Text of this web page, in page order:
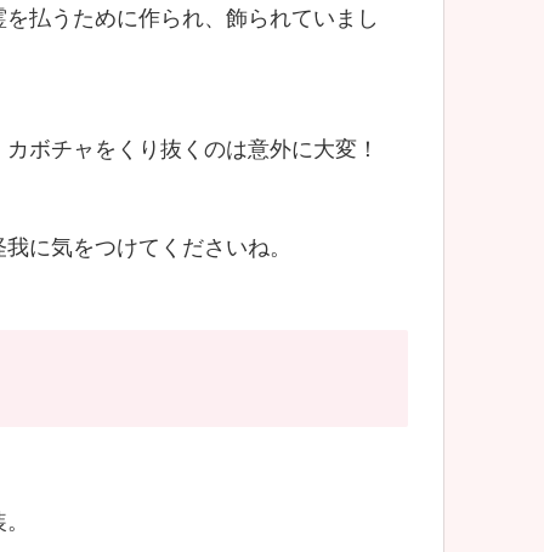
払うために作られ、飾られていまし
ボチャをくり抜くのは意外に大変！
に気をつけてくださいね。